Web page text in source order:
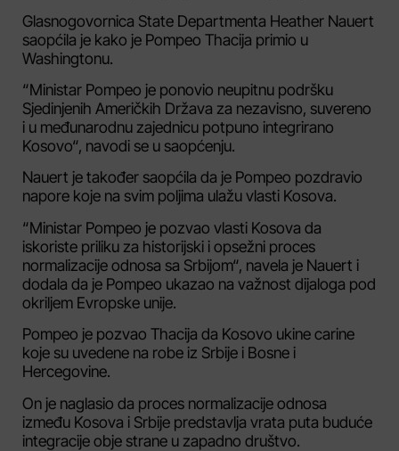
Glasnogovornica State Departmenta Heather Nauert
saopćila je kako je Pompeo Thacija primio u
Washingtonu.
“Ministar Pompeo je ponovio neupitnu podršku
Sjedinjenih Američkih Država za nezavisno, suvereno
i u međunarodnu zajednicu potpuno integrirano
Kosovo“, navodi se u saopćenju.
Nauert je također saopćila da je Pompeo pozdravio
napore koje na svim poljima ulažu vlasti Kosova.
“Ministar Pompeo je pozvao vlasti Kosova da
iskoriste priliku za historijski i opsežni proces
normalizacije odnosa sa Srbijom“, navela je Nauert i
dodala da je Pompeo ukazao na važnost dijaloga pod
okriljem Evropske unije.
Pompeo je pozvao Thacija da Kosovo ukine carine
koje su uvedene na robe iz Srbije i Bosne i
Hercegovine.
On je naglasio da proces normalizacije odnosa
između Kosova i Srbije predstavlja vrata puta buduće
integracije obje strane u zapadno društvo.